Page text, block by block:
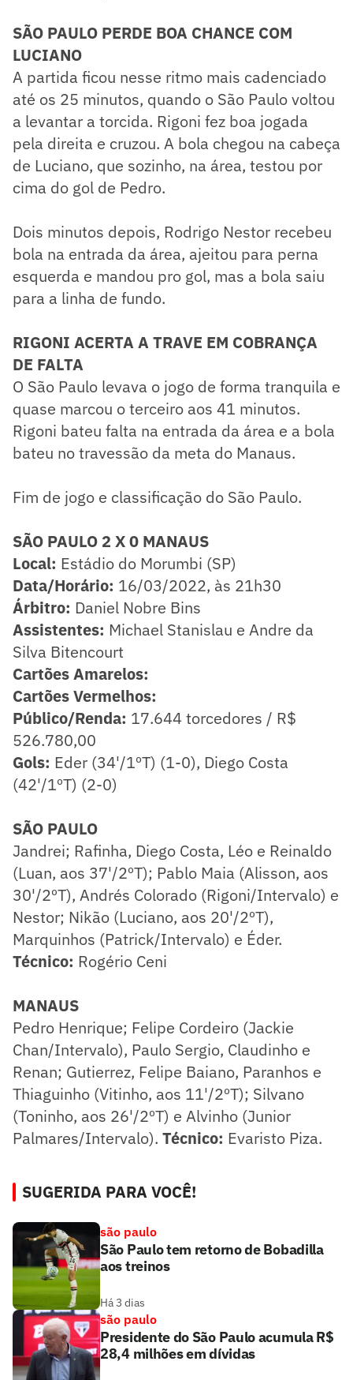
SÃO PAULO PERDE BOA CHANCE COM
LUCIANO
A partida ficou nesse ritmo mais cadenciado
até os 25 minutos, quando o São Paulo voltou
a levantar a torcida. Rigoni fez boa jogada
pela direita e cruzou. A bola chegou na cabeça
de Luciano, que sozinho, na área, testou por
cima do gol de Pedro.
Dois minutos depois, Rodrigo Nestor recebeu
bola na entrada da área, ajeitou para perna
esquerda e mandou pro gol, mas a bola saiu
para a linha de fundo.
RIGONI ACERTA A TRAVE EM COBRANÇA
DE FALTA
O São Paulo levava o jogo de forma tranquila e
quase marcou o terceiro aos 41 minutos.
Rigoni bateu falta na entrada da área e a bola
bateu no travessão da meta do Manaus.
Fim de jogo e classificação do São Paulo.
SÃO PAULO 2 X 0 MANAUS
Local: Estádio do Morumbi (SP)
Data/Horário: 16/03/2022, às 21h30
Árbitro: Daniel Nobre Bins
Assistentes: Michael Stanislau e Andre da
Silva Bitencourt
Cartões Amarelos:
Cartões Vermelhos:
Público/Renda: 17.644 torcedores / R$
526.780,00
Gols: Eder (34'/1ºT) (1-0), Diego Costa
(42'/1ºT) (2-0)
SÃO PAULO
Jandrei; Rafinha, Diego Costa, Léo e Reinaldo
(Luan, aos 37'/2ºT); Pablo Maia (Alisson, aos
30'/2ºT), Andrés Colorado (Rigoni/Intervalo) e
Nestor; Nikão (Luciano, aos 20'/2ºT),
Marquinhos (Patrick/Intervalo) e Éder.
Técnico: Rogério Ceni
MANAUS
Pedro Henrique; Felipe Cordeiro (Jackie
Chan/Intervalo), Paulo Sergio, Claudinho e
Renan; Gutierrez, Felipe Baiano, Paranhos e
Thiaguinho (Vitinho, aos 11'/2ºT); Silvano
(Toninho, aos 26'/2ºT) e Alvinho (Junior
Palmares/Intervalo). Técnico: Evaristo Piza.
SUGERIDA PARA VOCÊ!
são paulo
São Paulo tem retorno de Bobadilla
aos treinos
Há 3 dias
são paulo
Presidente do São Paulo acumula R$
28,4 milhões em dívidas